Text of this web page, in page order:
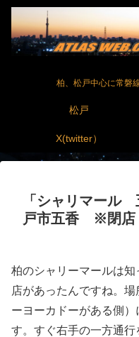
柏、松戸中心に常磐
松戸
X(twitter）
「シャリマー
戸市五香 ※閉店
柏のシャリーマールは
店があったんですね。
ーヨーカドーがある側
す。すぐ右手の一方通行